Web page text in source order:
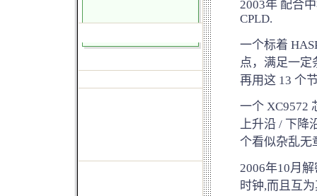
2003年 配合
CPLD.
一个标着
点，满足一定
再用这 13 个
一个 XC9572
上升沿 / 下降
个看似杂乱无
2006年10月
时钟,而且互